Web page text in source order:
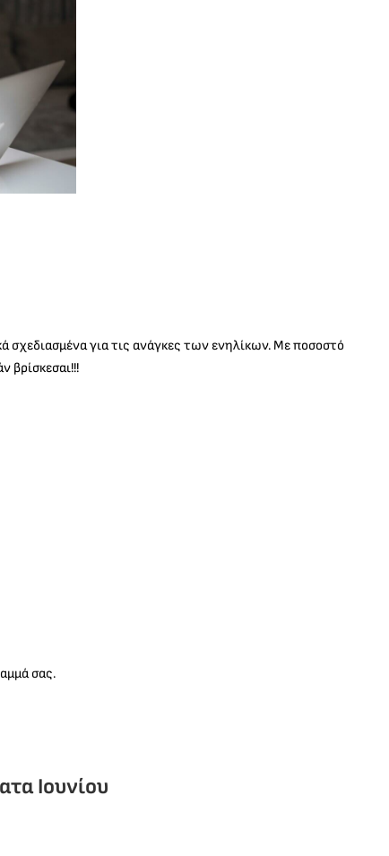
σχεδιασμένα για τις ανάγκες των ενηλίκων. Με ποσοστό
βρίσκεσαι!!!
σας.
Ιουνίου